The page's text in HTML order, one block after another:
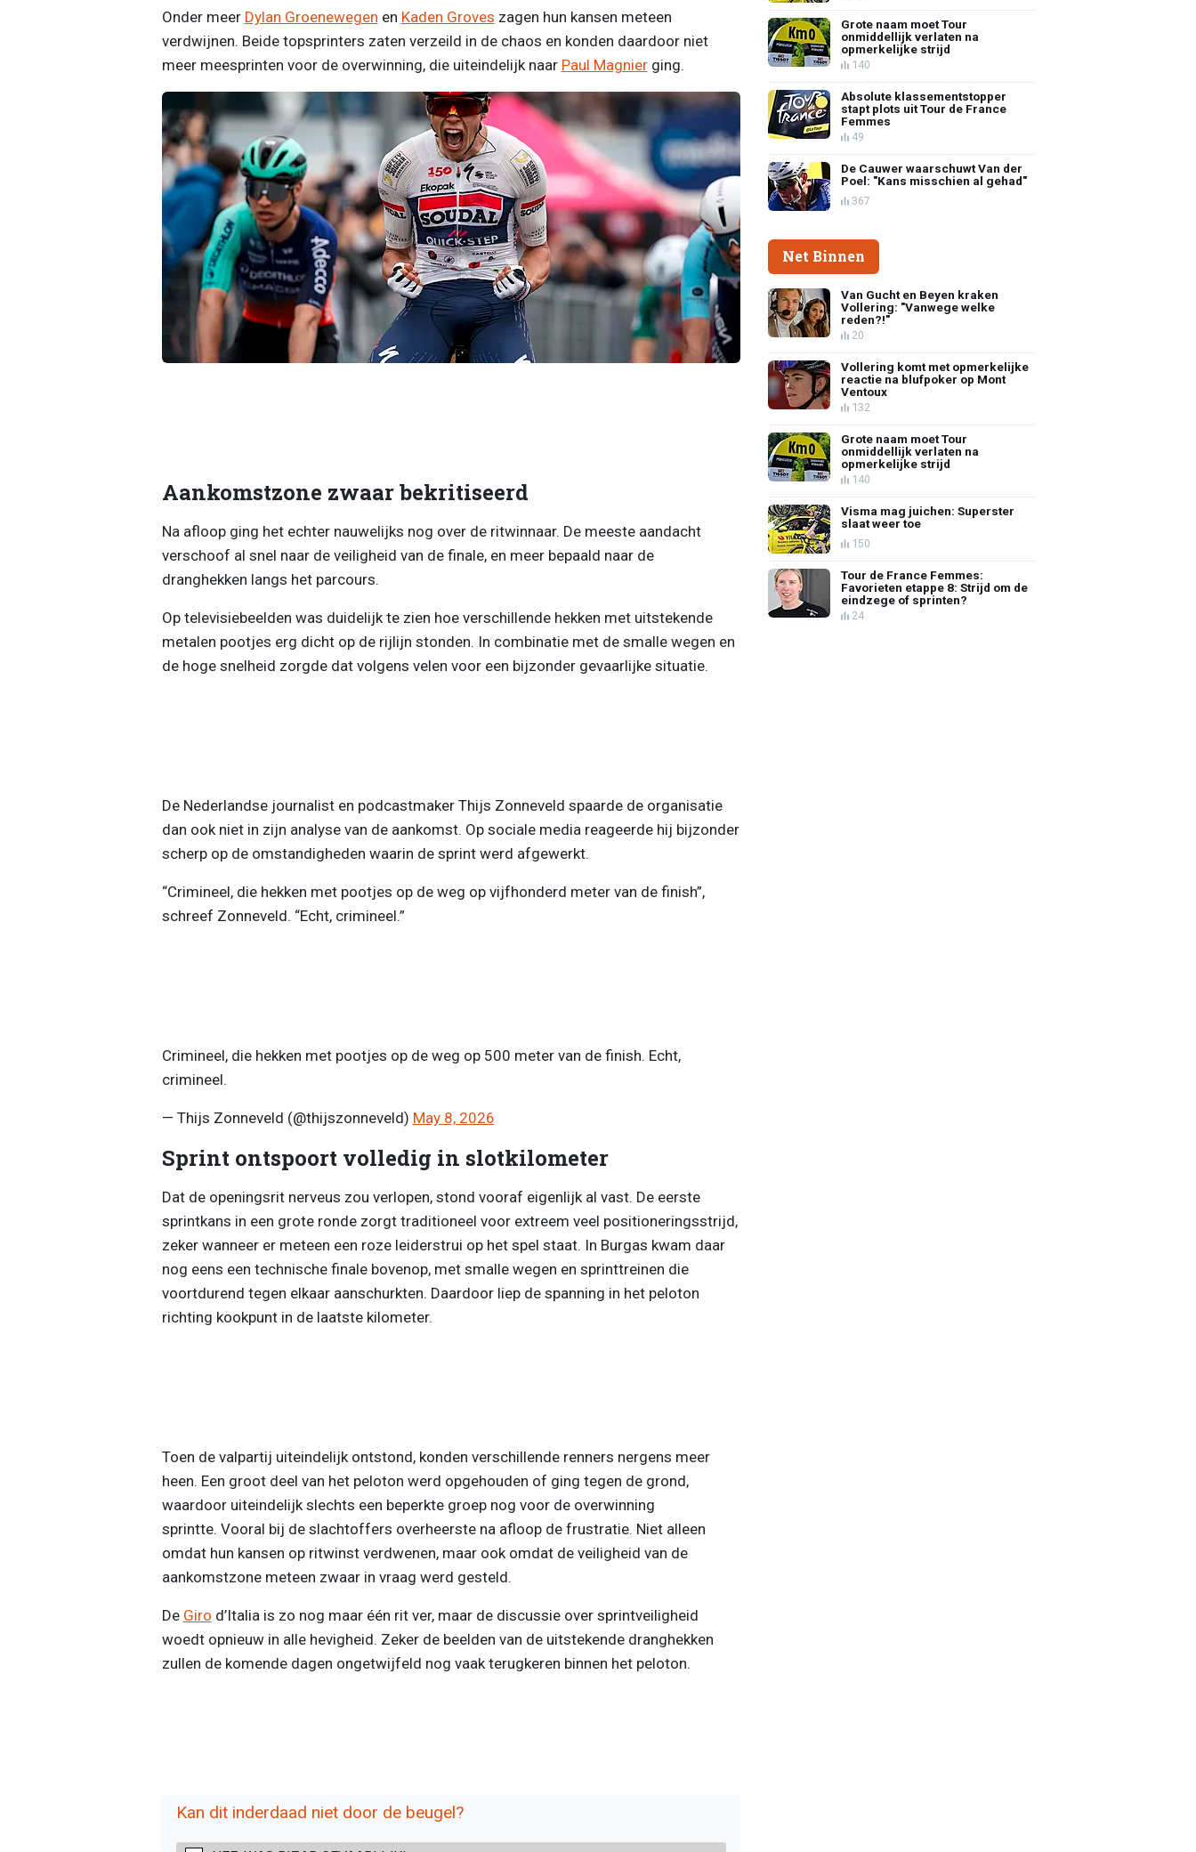
Onder meer Dylan Groenewegen en Kaden Groves zagen hun kansen meteen
verdwijnen. Beide topsprinters zaten verzeild in de chaos en konden daardoor niet
meer meesprinten voor de overwinning, die uiteindelijk naar Paul Magnierging.
Aankomstzone zwaar bekritiseerd
Na afloop ging het echter nauwelijks nog over de ritwinnaar. De meeste aandacht
verschoof al snel naar de veiligheid van de finale, en meer bepaald naar de
dranghekken langs het parcours.
Op televisiebeelden was duidelijk te zien hoe verschillende hekken met uitstekende
metalen pootjes erg dicht op de rijlijn stonden. In combinatie met de smalle wegen en
de hoge snelheid zorgde dat volgens velen voor een bijzonder gevaarlijke situatie.
De Nederlandse journalist en podcastmaker Thijs Zonneveld spaarde de organisatie
dan ook niet in zijn analyse van de aankomst. Op sociale media reageerde hij bijzonder
scherp op de omstandigheden waarin de sprint werd afgewerkt.
“Crimineel, die hekken met pootjes op de weg op vijfhonderd meter van de finish”,
schreef Zonneveld. “Echt, crimineel.”
Crimineel, die hekken met pootjes op de weg op 500 meter van de finish. Echt,
crimineel.
— Thijs Zonneveld (@thijszonneveld) May 8, 2026
Sprint ontspoort volledig in slotkilometer
Dat de openingsrit nerveus zou verlopen, stond vooraf eigenlijk al vast. De eerste
sprintkans in een grote ronde zorgt traditioneel voor extreem veel positioneringsstrijd,
zeker wanneer er meteen een roze leiderstrui op het spel staat. In Burgas kwam daar
nog eens een technische finale bovenop, met smalle wegen en sprinttreinen die
voortdurend tegen elkaar aanschurkten. Daardoor liep de spanning in het peloton
richting kookpunt in de laatste kilometer.
Toen de valpartij uiteindelijk ontstond, konden verschillende renners nergens meer
heen. Een groot deel van het peloton werd opgehouden of ging tegen de grond,
waardoor uiteindelijk slechts een beperkte groep nog voor de overwinning
sprintte. Vooral bij de slachtoffers overheerste na afloop de frustratie. Niet alleen
omdat hun kansen op ritwinst verdwenen, maar ook omdat de veiligheid van de
aankomstzone meteen zwaar in vraag werd gesteld.
De Giro d’Italia is zo nog maar één rit ver, maar de discussie over sprintveiligheid
woedt opnieuw in alle hevigheid. Zeker de beelden van de uitstekende dranghekken
zullen de komende dagen ongetwijfeld nog vaak terugkeren binnen het peloton.
Kan dit inderdaad niet door de beugel?
Grote naam moet Tour
onmiddellijk verlaten na
opmerkelijke strijd
140
Absolute klassementstopper
stapt plots uit Tour de France
Femmes
49
De Cauwer waarschuwt Van der
Poel: "Kans misschien al gehad"
367
Net Binnen
Van Gucht en Beyen kraken
Vollering: "Vanwege welke
reden?!"
20
Vollering komt met opmerkelijke
reactie na blufpoker op Mont
Ventoux
132
Grote naam moet Tour
onmiddellijk verlaten na
opmerkelijke strijd
140
Visma mag juichen: Superster
slaat weer toe
150
Tour de France Femmes:
Favorieten etappe 8: Strijd om de
eindzege of sprinten?
24